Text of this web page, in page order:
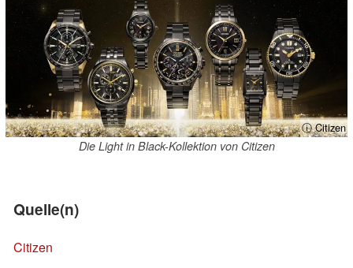
ⓘ Citizen
Die Light in Black-Kollektion von Citizen
Quelle(n)
Citizen